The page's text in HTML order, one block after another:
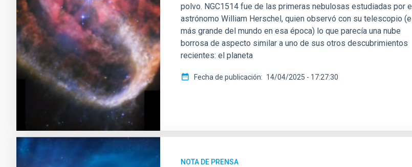
polvo. NGC1514 fue de las primeras nebulosas estudiadas por el
astrónomo William Herschel, quien observó con su telescopio (el
más grande del mundo en esa época) lo que parecía una nube
borrosa de aspecto similar a uno de sus otros descubrimientos
recientes: el planeta
Fecha de publicación 14/04/2025 - 17:27:30
NOTA DE PRENSA